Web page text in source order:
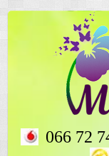
066 72